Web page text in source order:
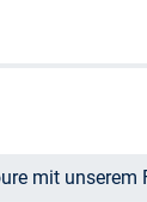
mit unserem